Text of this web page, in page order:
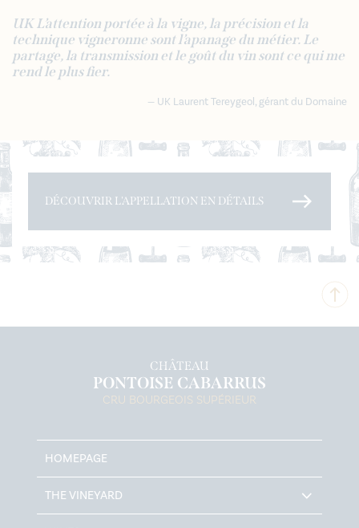
UK L’attention portée à la vigne, la précision et la
technique vigneronne sont l’apanage du métier. Le
partage, la transmission et le goût du vin sont ce qui me
rend le plus fier.
UK Laurent Tereygeol, gérant du Domaine
DÉCOUVRIR L'APPELLATION EN DÉTAILS
CHÂTEAU
PONTOISE CABARRUS
CRU BOURGEOIS SUPÉRIEUR
HOMEPAGE
THE VINEYARD